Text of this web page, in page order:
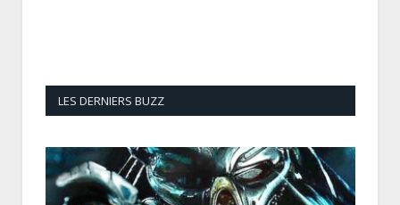
LES DERNIERS BUZZ